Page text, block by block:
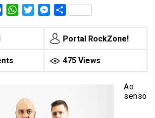
FacebookWhatsAppTwitterMessenger
Share
Portal RockZone!
475 Views
Ao
senso